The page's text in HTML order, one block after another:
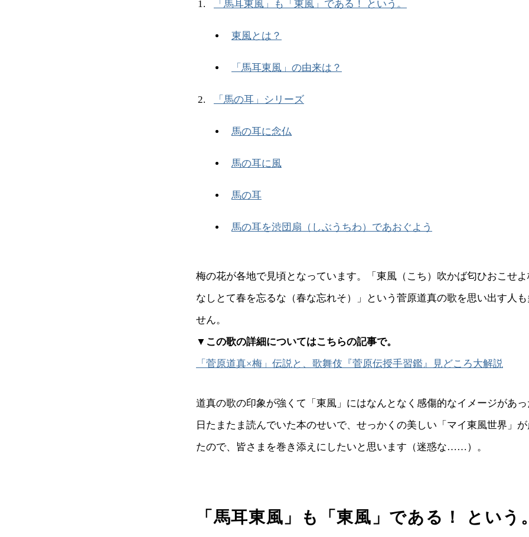
「馬耳東風」も「東風」である！ という。
東風とは？
「馬耳東風」の由来は？
「馬の耳」シリーズ
馬の耳に念仏
馬の耳に風
馬の耳
馬の耳を渋団扇（しぶうちわ）であおぐよう
梅の花が各地で見頃となっています。「東風（こち）吹かば匂ひおこせ
なしとて春を忘るな（春な忘れそ）」という菅原道真の歌を思い出す人
せん。
▼この歌の詳細についてはこちらの記事で。
「菅原道真×梅」伝説と、歌舞伎『菅原伝授手習鑑』見どころ大解説
道真の歌の印象が強くて「東風」にはなんとなく感傷的なイメージがあ
日たまたま読んでいた本のせいで、せっかくの美しい「マイ東風世界」
たので、皆さまを巻き添えにしたいと思います（迷惑な……）。
「馬耳東風」も「東風」である！ という